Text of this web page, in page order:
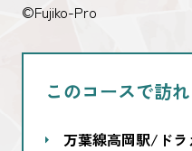
©Fujiko-Pro
このコースで訪
万葉線高岡駅/ドラ